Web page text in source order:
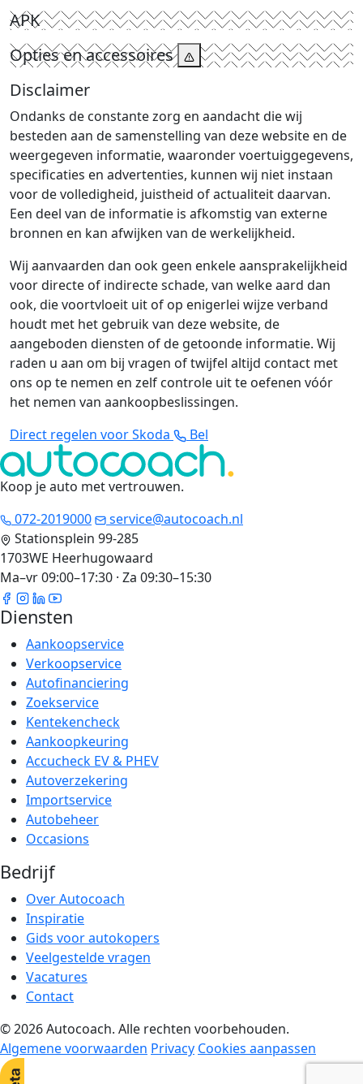
APK
Opties en accessoires
Disclaimer
Ondanks de constante zorg en aandacht die wij
besteden aan de samenstelling van deze website en de
weergegeven informatie, waaronder voertuiggegevens,
specificaties en advertenties, kunnen wij niet instaan
voor de volledigheid, juistheid of actualiteit daarvan.
Een deel van de informatie is afkomstig van externe
bronnen en kan afwijken van de werkelijkheid.
Wij aanvaarden dan ook geen enkele aansprakelijkheid
voor directe of indirecte schade, van welke aard dan
ook, die voortvloeit uit of op enigerlei wijze verband
houdt met het gebruik van deze website, de
aangeboden diensten of de getoonde informatie. Wij
raden u aan om bij vragen of twijfel altijd contact met
ons op te nemen en zelf controle uit te oefenen vóór
het nemen van aankoopbeslissingen.
Direct regelen voor Skoda
Bel
Koop je auto met vertrouwen.
072-2019000
service@autocoach.nl
Stationsplein 99-285
1703WE Heerhugowaard
Ma–vr 09:00–17:30 · Za 09:30–15:30
Diensten
Aankoopservice
Verkoopservice
Autofinanciering
Zoekservice
Kentekencheck
Aankoopkeuring
Accucheck EV & PHEV
Autoverzekering
Importservice
Autobeheer
Occasions
Bedrijf
Over Autocoach
Inspiratie
Gids voor autokopers
Veelgestelde vragen
Vacatures
Contact
© 2026 Autocoach. Alle rechten voorbehouden.
Algemene voorwaarden Privacy Cookies aanpassen